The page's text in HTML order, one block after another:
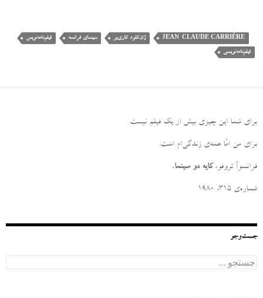
JEAN-CLAUDE CARRIÈRE ژان‌کلود کاری‌یر سینمای فرانسه فیلم‌نامه‌نویس
فیلم‌نامه‌نویسی
برای شما این چیزی بیش از یک فیلم نیست.
برای من امّا همه‌ی زندگی‌ام است.
فرانسوآ تروفو، کایه دو سینما،
شماره‌ی ۳۱۵، ۱۹۸۰
جست‌وجو
ج
س